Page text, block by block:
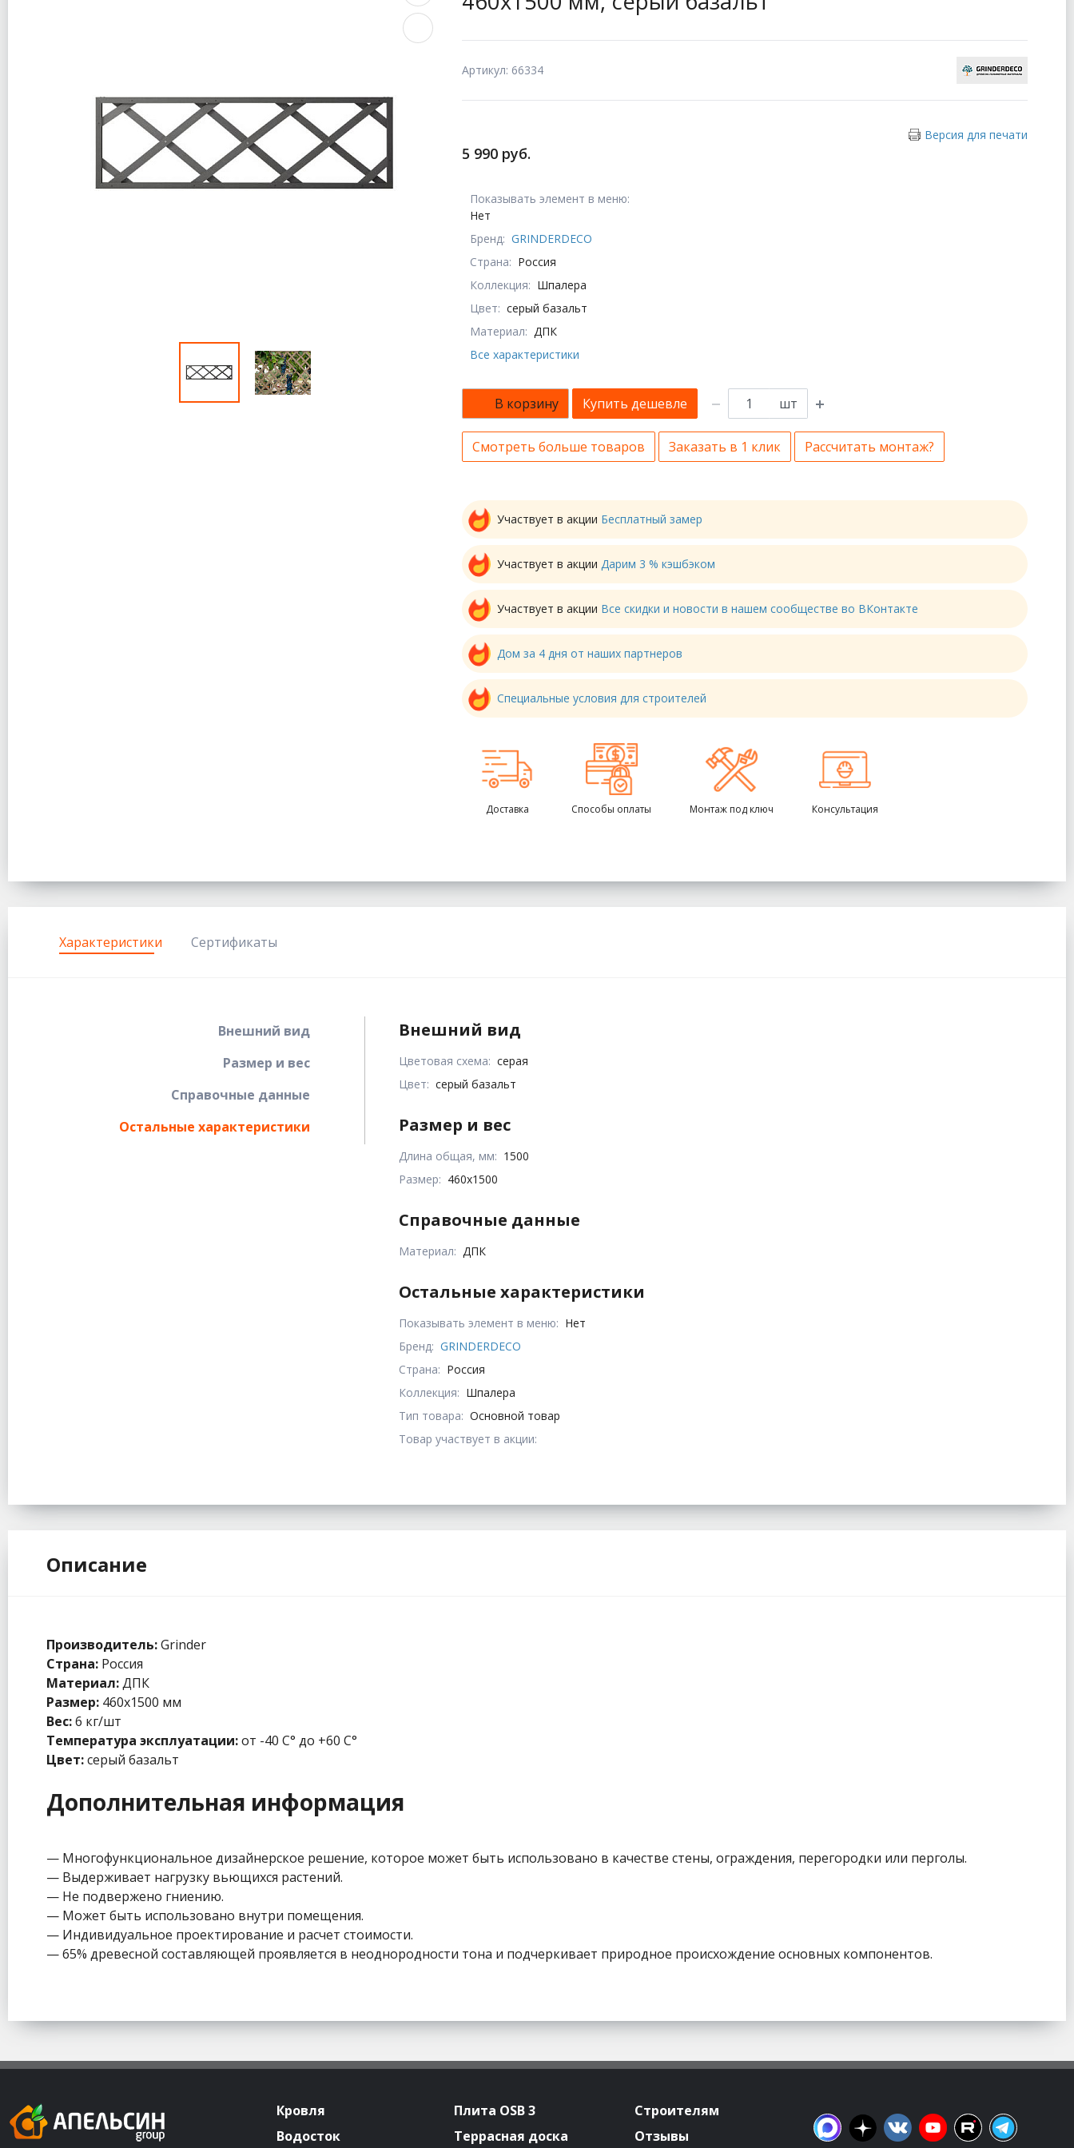
Артикул: 66334
Версия для печати
5 990 руб.
Показывать элемент в меню:
Нет
Бренд: GRINDERDECO
Страна: Россия
Коллекция: Шпалера
Цвет: серый базальт
Материал: ДПК
Все характеристики
В корзину Купить дешевле шт
Смотреть больше товаров Заказать в 1 клик Рассчитать монтаж?
Участвует в акции Бесплатный замер
Участвует в акции Дарим 3 % кэшбэком
Участвует в акции Все скидки и новости в нашем сообществе во ВКонтакте
Дом за 4 дня от наших партнеров
Специальные условия для строителей
Доставка Способы оплаты Монтаж под ключ Консультация
Характеристики Сертификаты
Внешний вид
Размер и вес
Справочные данные
Остальные характеристики
Внешний вид
Цветовая схема: серая
Цвет: серый базальт
Размер и вес
Длина общая, мм: 1500
Размер: 460х1500
Справочные данные
Материал: ДПК
Остальные характеристики
Показывать элемент в меню: Нет
Бренд: GRINDERDECO
Страна: Россия
Коллекция: Шпалера
Тип товара: Основной товар
Товар участвует в акции:
Описание
Производитель:Grinder
Страна: Россия
Материал:ДПК
Размер: 460х1500 мм
Вес:6 кг/шт
Температура эксплуатации:от -40 С° до +60 С°
Цвет:серый базальт
Дополнительная информация
— Многофункциональное дизайнерское решение, которое может быть использовано в качестве стены, ограждения, перегородки или перголы.
— Выдерживает нагрузку вьющихся растений.
— Не подвержено гниению.
— Может быть использовано внутри помещения.
— Индивидуальное проектирование и расчет стоимости.
— 65% древесной составляющей проявляется в неоднородности тона и подчеркивает природное происхождение основных компонентов.
Кровля
Водосток
Плита OSB 3
Террасная доска
Строителям
Отзывы